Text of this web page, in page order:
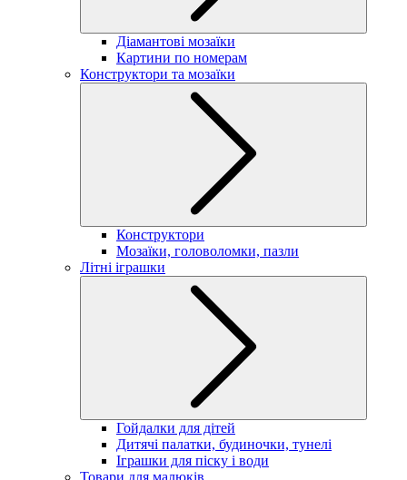
Діамантові мозаїки
Картини по номерам
Конструктори та мозаїки
Конструктори
Мозаїки, головоломки, пазли
Літні іграшки
Гойдалки для дітей
Дитячі палатки, будиночки, тунелі
Іграшки для піску і води
Товари для малюків